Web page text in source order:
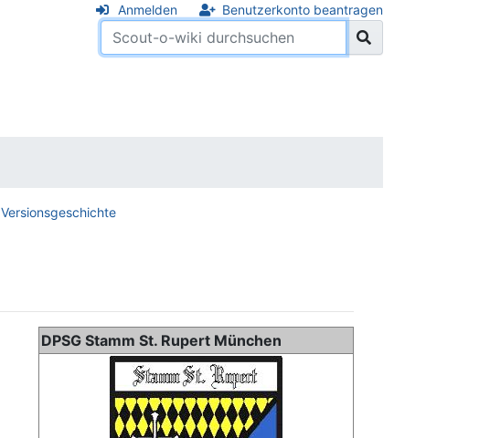
Anmelden Benutzerkonto beantragen
Versionsgeschichte
DPSG Stamm St. Rupert München